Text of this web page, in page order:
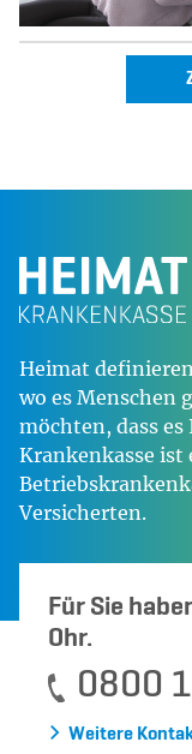
Heimat
wo es Menschen
möchten, dass
Krankenkasse ist
Versicherten.
Für Sie
Ohr.
0800
Weitere